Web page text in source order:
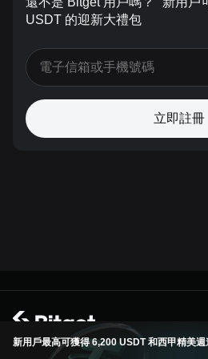
USDT 的迎新大禮包
立即註冊
新用戶最高可獲得 6,200 USDT 和西甲精美週